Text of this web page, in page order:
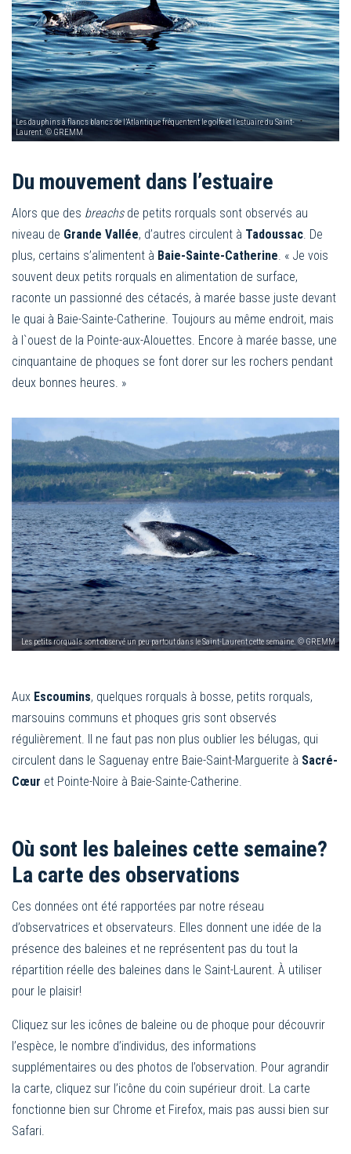
Les dauphins à flancs blancs de l’Atlantique fréquentent le golfe et l’estuaire du Saint-
Laurent. © GREMM
Du mouvement dans l’estuaire
Alors que des breachsde petits rorquals sont observés au
niveau de Grande Vallée, d’autres circulent à Tadoussac. De
plus, certains s’alimentent à Baie-Sainte-Catherine. « Je vois
souvent deux petits rorquals en alimentation de surface,
raconte un passionné des cétacés, à marée basse juste devant
le quai à Baie-Sainte-Catherine. Toujours au même endroit, mais
à l`ouest de la Pointe-aux-Alouettes. Encore à marée basse, une
cinquantaine de phoques se font dorer sur les rochers pendant
deux bonnes heures. »
Les petits rorquals sont observé un peu partout dans le Saint-Laurent cette semaine. © GREMM
Aux Escoumins, quelques rorquals à bosse, petits rorquals,
marsouins communs et phoques gris sont observés
régulièrement. Il ne faut pas non plus oublier les bélugas, qui
circulent dans le Saguenay entre Baie-Saint-Marguerite à Sacré-
Cœur et Pointe-Noire à Baie-Sainte-Catherine.
Où sont les baleines cette semaine?
La carte des observations
Ces données ont été rapportées par notre réseau
d’observatrices et observateurs. Elles donnent une idée de la
présence des baleines et ne représentent pas du tout la
répartition réelle des baleines dans le Saint-Laurent. À utiliser
pour le plaisir!
Cliquez sur les icônes de baleine ou de phoque pour découvrir
l’espèce, le nombre d’individus, des informations
supplémentaires ou des photos de l’observation. Pour agrandir
la carte, cliquez sur l’icône du coin supérieur droit. La carte
fonctionne bien sur Chrome et Firefox, mais pas aussi bien sur
Safari.